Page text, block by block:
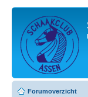
Forumoverzicht